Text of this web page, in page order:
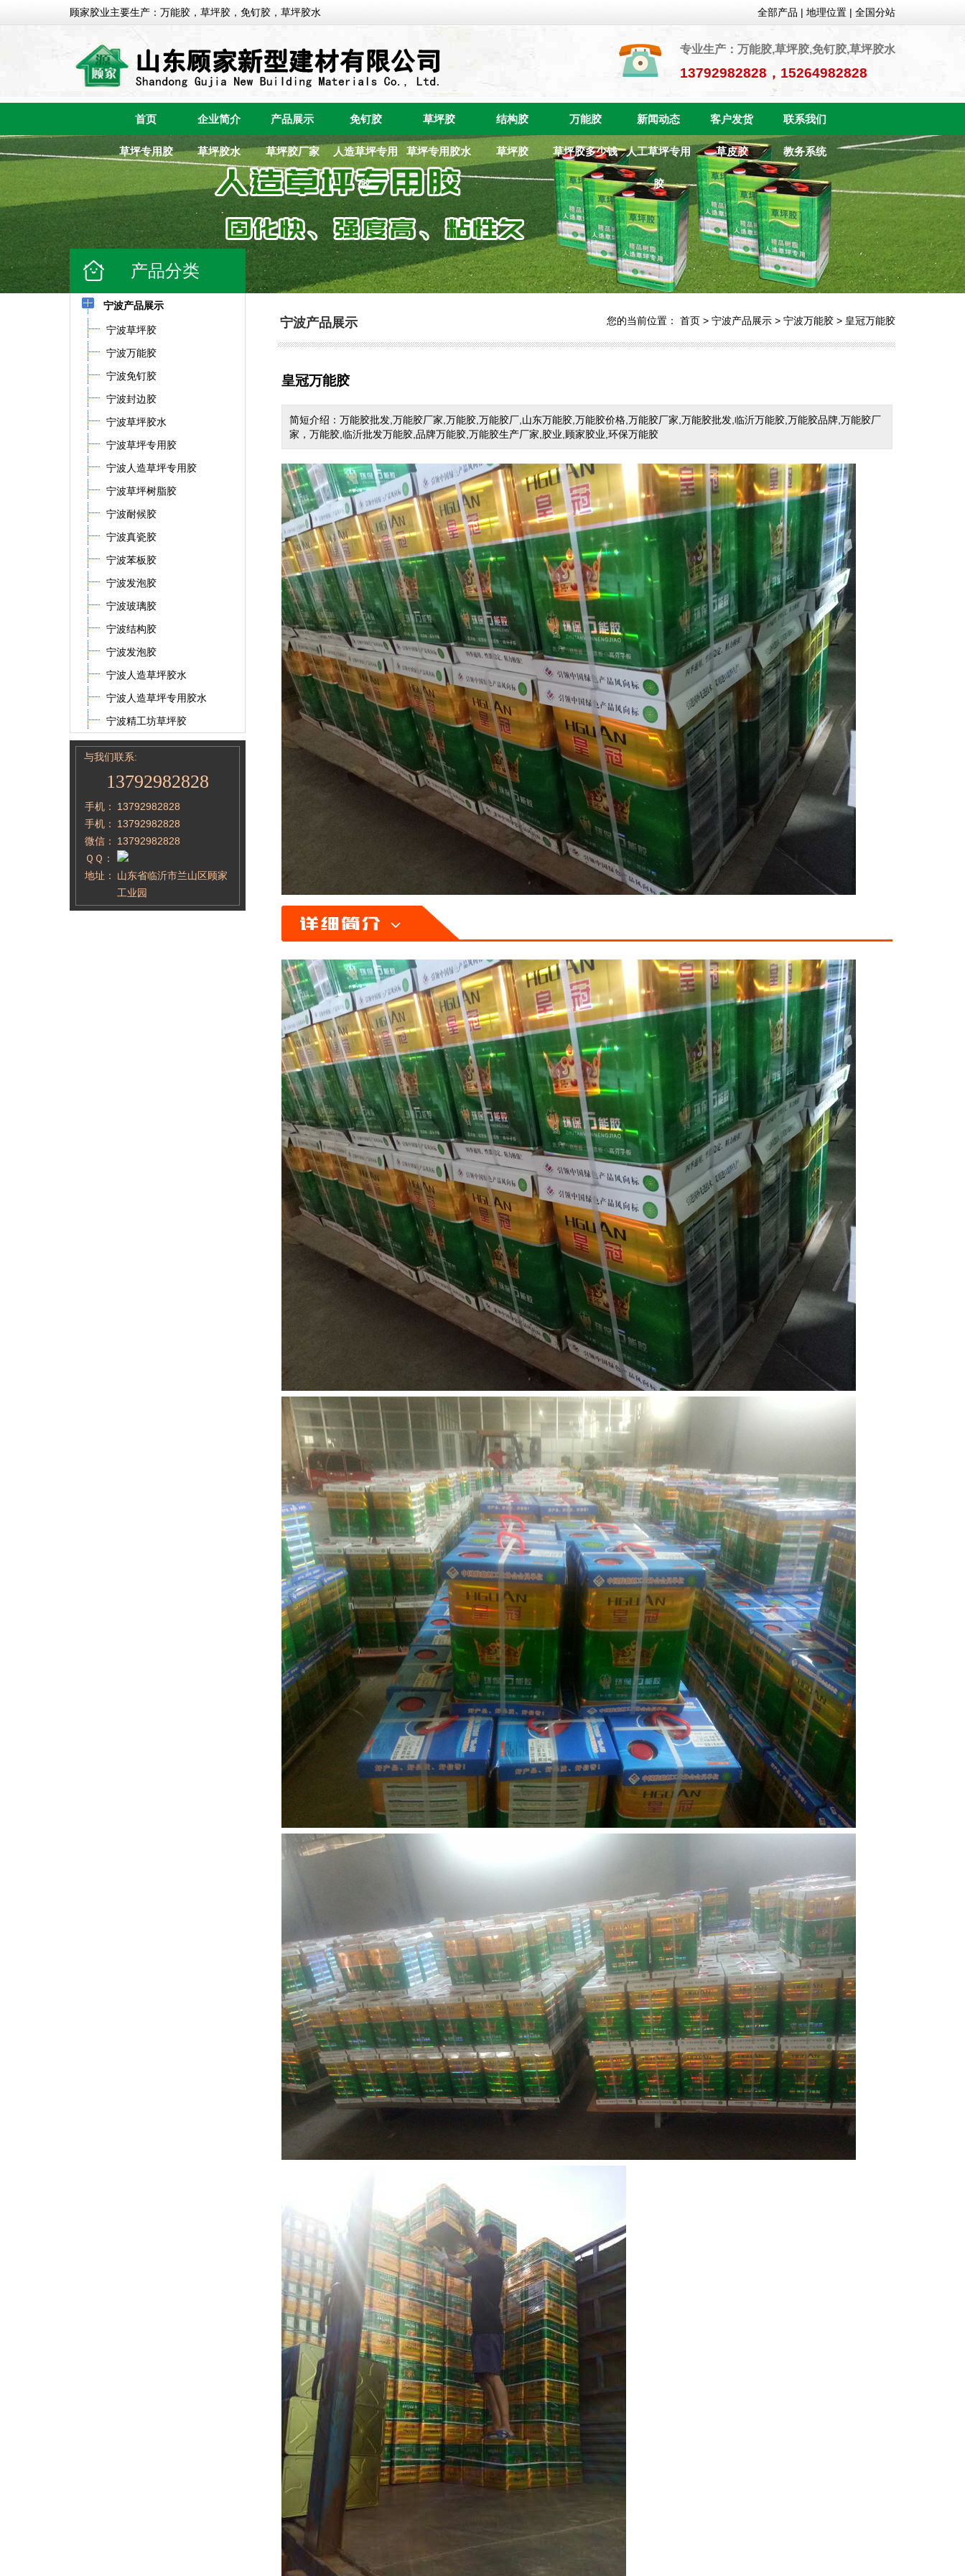
顾家胶业主要生产：万能胶，草坪胶，免钉胶，草坪胶水 全部产品 | 地理位置 | 全国分站
专业生产：万能胶,草坪胶,免钉胶,草坪胶水
13792982828，15264982828
首页 企业简介 产品展示 免钉胶 草坪胶 结构胶 万能胶 新闻动态 客户发货 联系我们
草坪专用胶 草坪胶水 草坪胶厂家 人造草坪专用
胶
草坪专用胶水 草坪胶 草坪胶多少钱 人工草坪专用
胶
草皮胶 教务系统
产品分类
宁波产品展示
宁波草坪胶
宁波万能胶
宁波免钉胶
宁波封边胶
宁波草坪胶水
宁波草坪专用胶
宁波人造草坪专用胶
宁波草坪树脂胶
宁波耐候胶
宁波真瓷胶
宁波苯板胶
宁波发泡胶
宁波玻璃胶
宁波结构胶
宁波发泡胶
宁波人造草坪胶水
宁波人造草坪专用胶水
宁波精工坊草坪胶
与我们联系:
13792982828
手机：
13792982828
手机：
13792982828
微信：
13792982828
ＱＱ：
地址：
山东省临沂市兰山区顾家
工业园
宁波产品展示 您的当前位置： 首页 > 宁波产品展示 > 宁波万能胶 > 皇冠万能胶
皇冠万能胶
简短介绍：万能胶批发,万能胶厂家,万能胶,万能胶厂,山东万能胶,万能胶价格,万能胶厂家,万能胶批发,临沂万能胶,万能胶品牌,万能胶厂
家，万能胶,临沂批发万能胶,品牌万能胶,万能胶生产厂家,胶业,顾家胶业,环保万能胶